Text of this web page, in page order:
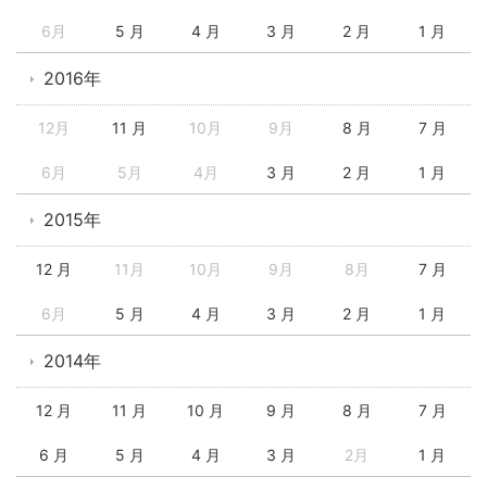
6月 5 月 4 月 3 月 2 月 1 月
2016年
12月 11 月 10月 9月 8 月 7 月
6月 5月 4月 3 月 2 月 1 月
2015年
12 月 11月 10月 9月 8月 7 月
6月 5 月 4 月 3 月 2 月 1 月
2014年
12 月 11 月 10 月 9 月 8 月 7 月
6 月 5 月 4 月 3 月 2月 1 月